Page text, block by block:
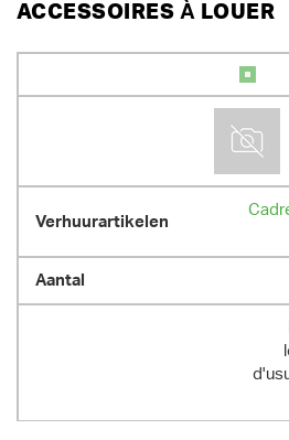
ACCESSOIRES À LOUER